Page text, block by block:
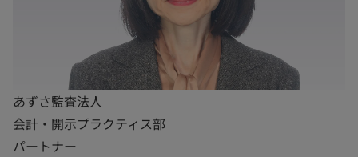
あずさ監査法人
会計・開示プラクティス部
パートナー